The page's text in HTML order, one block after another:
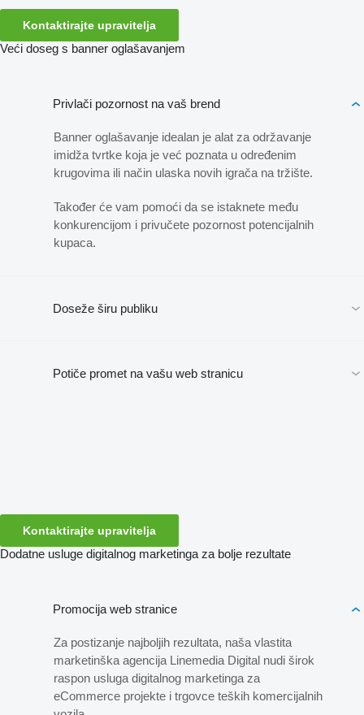
Kontaktirajte upravitelja
Veći doseg s banner oglašavanjem
Privlači pozornost na vaš brend
Banner oglašavanje idealan je alat za održavanje
imidža tvrtke koja je već poznata u određenim
krugovima ili način ulaska novih igrača na tržište.
Također će vam pomoći da se istaknete među
konkurencijom i privučete pozornost potencijalnih
kupaca.
Doseže širu publiku
Potiče promet na vašu web stranicu
Kontaktirajte upravitelja
Dodatne usluge digitalnog marketinga za bolje rezultate
Promocija web stranice
Za postizanje najboljih rezultata, naša vlastita
marketinška agencija Linemedia Digital nudi širok
raspon usluga digitalnog marketinga za
eCommerce projekte i trgovce teških komercijalnih